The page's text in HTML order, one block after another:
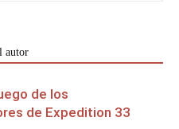
autor
de los
de Expedition 33